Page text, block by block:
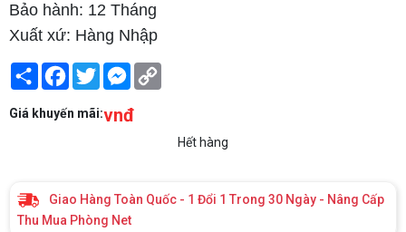
Bảo hành: 12 Tháng
Xuất xứ: Hàng Nhập
Share Facebook
TwitterMessenger
Giá khuyến mãi:vnđ
Hết hàng
Giao Hàng Toàn Quốc - 1 Đổi 1 Trong 30 Ngày - Nâng Cấp
Thu Mua Phòng Net